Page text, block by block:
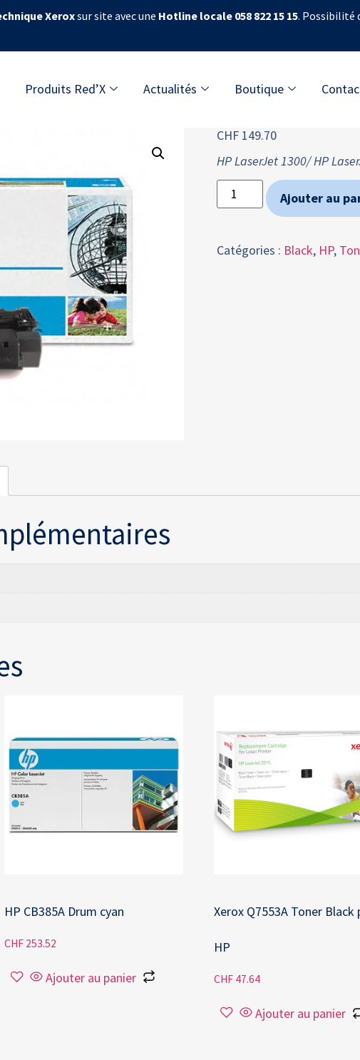
Xeroxsur site avec une Hotline locale 058 822 15 15. Possibilité
Produits Red’X Actualités Boutique
CHF149.70
HP LaserJet 1300/ HP
Ajouter au
Catégories : Black, HP,
HP CB385A Drum cyan
CHF253.52
Ajouter au panier
Xerox Q7553A Toner Black
HP
CHF 47.64
Ajouter au panier